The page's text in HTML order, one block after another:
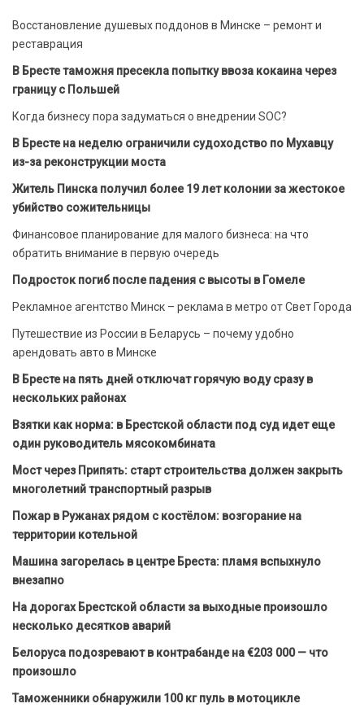
Восстановление душевых поддонов в Минске – ремонт и
реставрация
В Бресте таможня пресекла попытку ввоза кокаина через
границу с Польшей
Когда бизнесу пора задуматься о внедрении SOC?
В Бресте на неделю ограничили судоходство по Мухавцу
из-за реконструкции моста
Житель Пинска получил более 19 лет колонии за жестокое
убийство сожительницы
Финансовое планирование для малого бизнеса: на что
обратить внимание в первую очередь
Подросток погиб после падения с высоты в Гомеле
Рекламное агентство Минск – реклама в метро от Свет Города
Путешествие из России в Беларусь – почему удобно
арендовать авто в Минске
В Бресте на пять дней отключат горячую воду сразу в
нескольких районах
Взятки как норма: в Брестской области под суд идет еще
один руководитель мясокомбината
Мост через Припять: старт строительства должен закрыть
многолетний транспортный разрыв
Пожар в Ружанах рядом с костёлом: возгорание на
территории котельной
Машина загорелась в центре Бреста: пламя вспыхнуло
внезапно
На дорогах Брестской области за выходные произошло
несколько десятков аварий
Белоруса подозревают в контрабанде на €203 000 — что
произошло
Таможенники обнаружили 100 кг пуль в мотоцикле